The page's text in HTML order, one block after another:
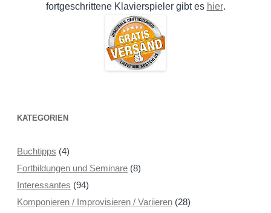
fortgeschrittene Klavierspieler gibt es hier.
KATEGORIEN
Buchtipps (4)
Fortbildungen und Seminare(8)
Interessantes (94)
Komponieren / Improvisieren / Variieren(28)